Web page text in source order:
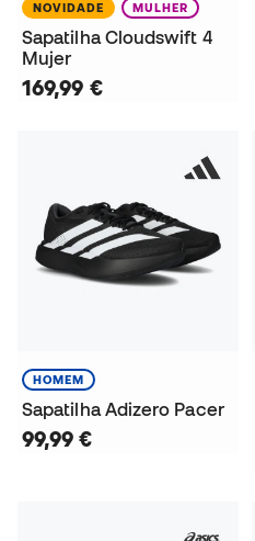
NOVIDADE MULHER
Sapatilha Cloudswift 4
Mujer
169,99 €
HOMEM
Sapatilha Adizero Pacer
99,99 €